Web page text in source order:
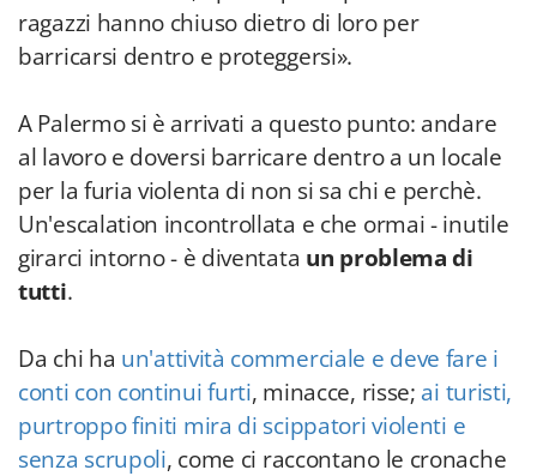
ragazzi hanno chiuso dietro di loro per
barricarsi dentro e proteggersi».
A Palermo si è arrivati a questo punto: andare
al lavoro e doversi barricare dentro a un locale
per la furia violenta di non si sa chi e perchè.
Un'escalation incontrollata e che ormai - inutile
girarci intorno - è diventata un problema di
tutti.
Da chi ha un'attività commerciale e deve fare i
conti con continui furti, minacce, risse; ai turisti,
purtroppo finiti mira di scippatori violenti e
senza scrupoli, come ci raccontano le cronache